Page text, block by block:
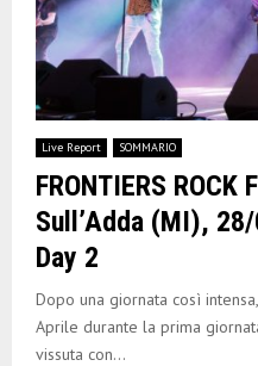
Live Report SOMMARIO
FRONTIERS
Sull’Adda (MI),
Day 2
Dopo una giornata così
Aprile durante la prima
vissuta con...